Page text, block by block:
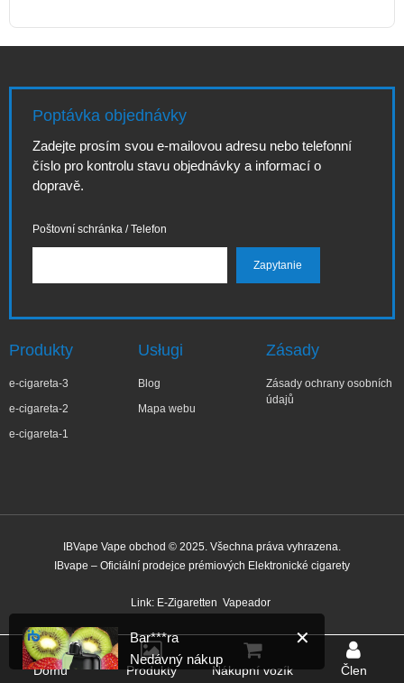
Poptávka objednávky
Zadejte prosím svou e-mailovou adresu nebo telefonní
číslo pro kontrolu stavu objednávky a informací o
dopravě.
Poštovní schránka / Telefon
Produkty
e-cigareta-3
e-cigareta-2
e-cigareta-1
Usługi
Blog
Mapa webu
Zásady
Zásady ochrany osobních
údajů
IBVape Vape obchod © 2025. Všechna práva vyhrazena.
IBvape – Oficiální prodejce prémiových Elektronické cigarety
Link: E-Zigaretten Vapeador
Domů Produkty Nákupní vozík Člen
✕
Bar***ra
Před 33 minutami